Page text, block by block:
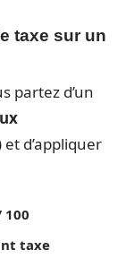
taxe sur un
partez d’un
d’appliquer
taxe